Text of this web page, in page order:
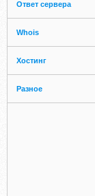
Ответ сервера
Whois
Хостинг
Разное